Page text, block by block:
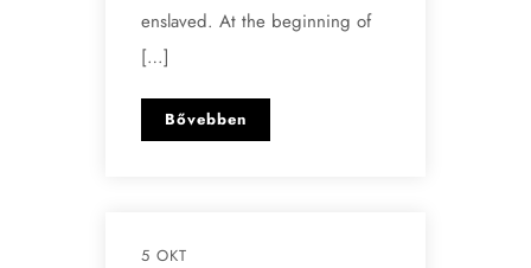
enslaved. At the beginning of
[…]
Bővebben
5 OKT